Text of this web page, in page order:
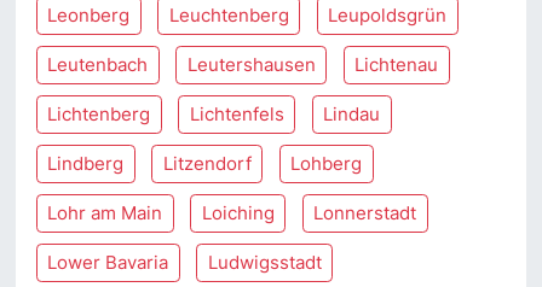
Leonberg Leuchtenberg Leupoldsgrün
Leutenbach Leutershausen Lichtenau
Lichtenberg Lichtenfels Lindau
Lindberg Litzendorf Lohberg
Lohr am Main Loiching Lonnerstadt
Lower Bavaria Ludwigsstadt